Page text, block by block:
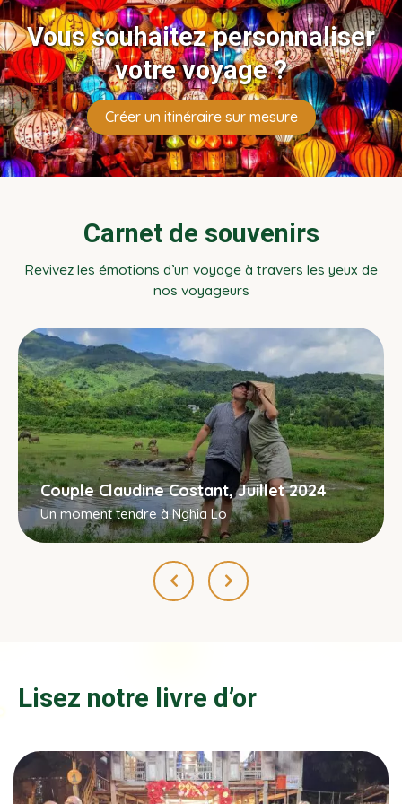
Vous souhaitez personnaliser
votre voyage ?
Créer un itinéraire sur mesure
Carnet de souvenirs
Revivez les émotions d’un voyage à travers les yeux de
nos voyageurs
Couple Claudine Costant, Juillet 2024
Un moment tendre à Nghia Lo
Lisez notre livre d’or